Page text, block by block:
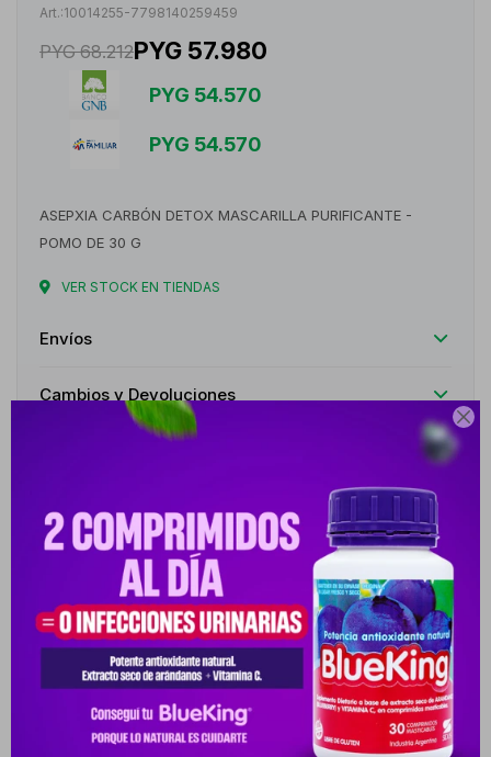

10014255-7798140259459
PYG 68.212PYG 57.980
PYG 54.570
PYG 54.570
ASEPXIA CARBÓN DETOX MASCARILLA PURIFICANTE -
POMO DE 30 G
VER STOCK EN TIENDAS
Envíos
Cambios y Devoluciones
Descripción
LA MASCARILLA PEEL OFF CARBÓN DETOX AYUDA A DESTAPAR
LOS POROS, Y ELIMINAR LA SUCIEDAD, GRASA Y PUNTOS
NEGROS, DEJANDO